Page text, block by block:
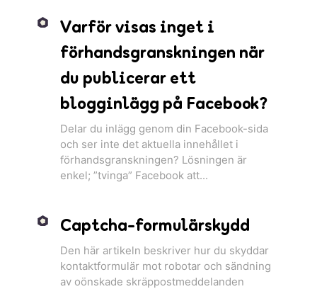
Varför visas inget i
förhandsgranskningen när
du publicerar ett
blogginlägg på Facebook?
Delar du inlägg genom din Facebook-sida
och ser inte det aktuella innehållet i
förhandsgranskningen? Lösningen är
enkel; ”tvinga” Facebook att...
Captcha-formulärskydd
Den här artikeln beskriver hur du skyddar
kontaktformulär mot robotar och sändning
av oönskade skräppostmeddelanden